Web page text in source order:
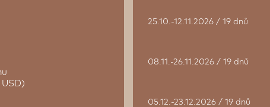
25.10.-12.11.2026 / 19 dnů
08.11.-26.11.2026 / 19 dnů
05.12.-23.12.2026 / 19 dnů